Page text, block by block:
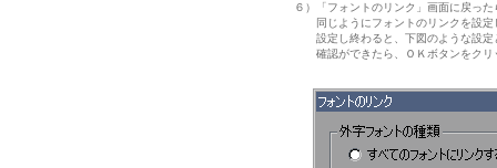
６）「フォントのリンク」画面に戻っ
同じようにフォントのリンクを設定
設定し終わると、下図のような設定
確認ができたら、ＯＫボタンをクリ